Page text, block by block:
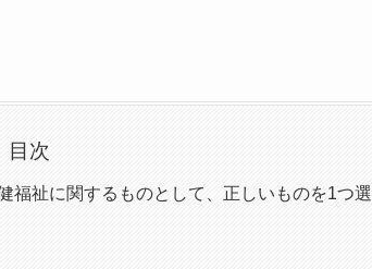
目次
祉に関するものとして、正しいものを1つ選